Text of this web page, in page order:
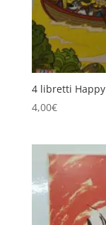
4 libretti Happy
4,00€